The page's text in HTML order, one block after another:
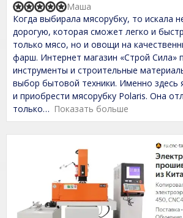
R
a
t
e
d
5
,
0
o
u
t
5
Когда выбирала мясорубку, то искала
дорогую, которая сможет легко и
только мясо, но и овощи на
фарш. Интернет магазин «Строй Сила»
инструменты и строительные
выбор бытовой техники. Именно здесь
и приобрести мясорубку Polaris. Она
только
Показать больше
Маша